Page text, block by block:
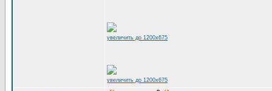
увеличить до 1200x675
увеличить до 1200x675